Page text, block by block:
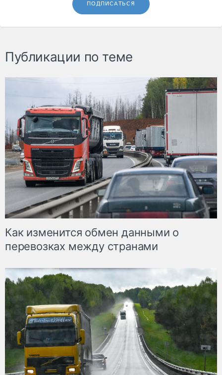
ПОДПИСАТЬСЯ
Публикации по теме
Как изменится обмен данными о
перевозках между странами